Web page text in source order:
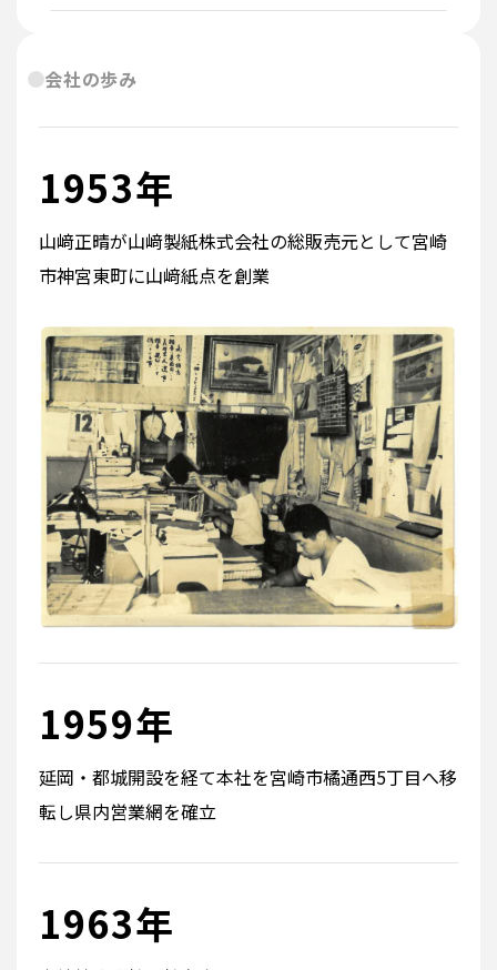
会社の歩み
1953年
山﨑正晴が山﨑製紙株式会社の総販売元として宮崎
市神宮東町に山﨑紙点を創業
1959年
延岡・都城開設を経て本社を宮崎市橘通西5丁目へ移
転し県内営業網を確立
1963年